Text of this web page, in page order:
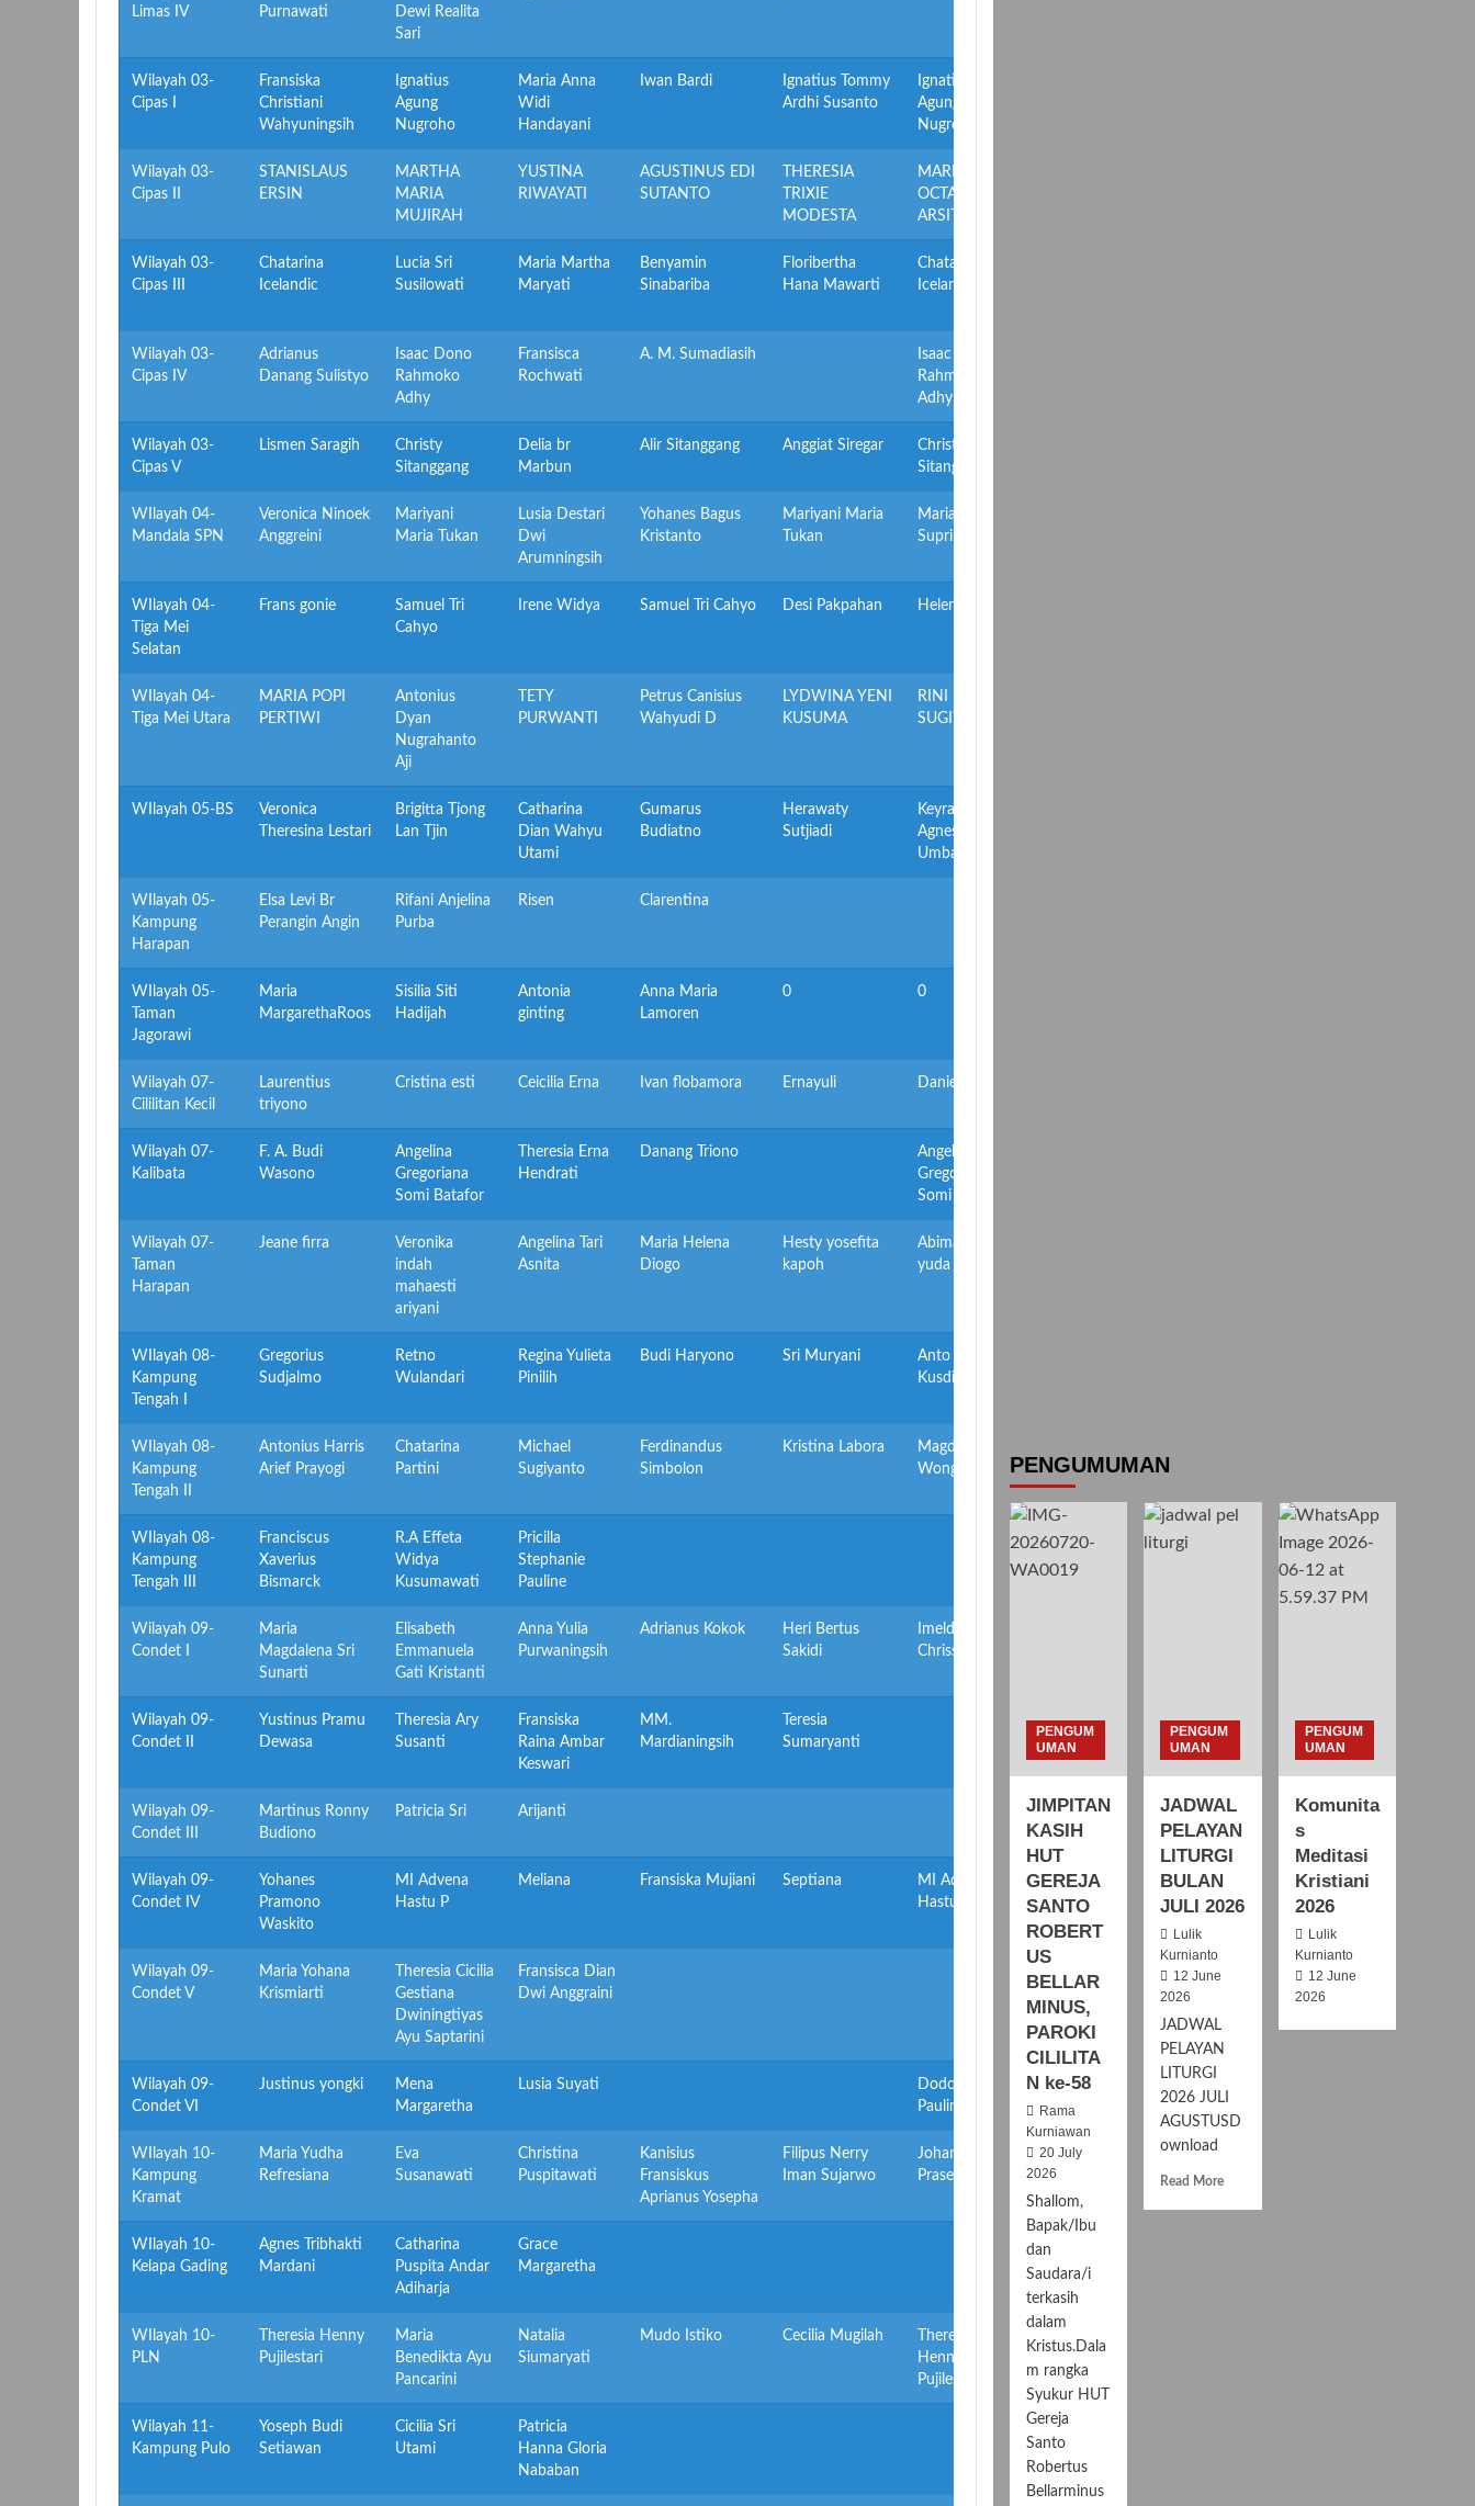
Limas IV
Purnawati
Dewi Realita
Sari
Wilayah 03-
Cipas I
Fransiska
Christiani
Wahyuningsih
Ignatius
Agung
Nugroho
Maria Anna
Widi
Handayani
Iwan Bardi
Ignatius Tommy
Ardhi Susanto
Ignatius
Agung
Nugroho
Wilayah 03-
Cipas II
STANISLAUS
ERSIN
MARTHA
MARIA
MUJIRAH
YUSTINA
RIWAYATI
AGUSTINUS EDI
SUTANTO
THERESIA
TRIXIE
MODESTA
MARIA
OCTAVIANI
ARSITA
Wilayah 03-
Cipas III
Chatarina
Icelandic
Lucia Sri
Susilowati
Maria Martha
Maryati
Benyamin
Sinabariba
Floribertha
Hana Mawarti
Chatarina
Icelandic
Wilayah 03-
Cipas IV
Adrianus
Danang Sulistyo
Isaac Dono
Rahmoko
Adhy
Fransisca
Rochwati
A. M. Sumadiasih
Isaac Dono
Rahmoko
Adhy
Wilayah 03-
Cipas V
Lismen Saragih
Christy
Sitanggang
Delia br
Marbun
Alir Sitanggang Anggiat Siregar
Christy
Sitanggang
WIlayah 04-
Mandala SPN
Veronica Ninoek
Anggreini
Mariyani
Maria Tukan
Lusia Destari
Dwi
Arumningsih
Yohanes Bagus
Kristanto
Mariyani Maria
Tukan
Maria
Suprihatin
WIlayah 04-
Tiga Mei
Selatan
Frans gonie
Samuel Tri
Cahyo
Irene Widya Samuel Tri Cahyo Desi Pakpahan Helena shally
WIlayah 04-
Tiga Mei Utara
MARIA POPI
PERTIWI
Antonius
Dyan
Nugrahanto
Aji
TETY
PURWANTI
Petrus Canisius
Wahyudi D
LYDWINA YENI
KUSUMA
RINI
SUGIYATI
WIlayah 05-BS
Veronica
Theresina Lestari
Brigitta Tjong
Lan Tjin
Catharina
Dian Wahyu
Utami
Gumarus
Budiatno
Herawaty
Sutjiadi
Keyra Maria
Agnesia
Umbas
WIlayah 05-
Kampung
Harapan
Elsa Levi Br
Perangin Angin
Rifani Anjelina
Purba
Risen Clarentina
WIlayah 05-
Taman
Jagorawi
Maria
MargarethaRoos
Sisilia Siti
Hadijah
Antonia
ginting
Anna Maria
Lamoren
0 0
Wilayah 07-
Cililitan Kecil
Laurentius
triyono
Cristina esti Ceicilia Erna Ivan flobamora Ernayuli Daniel
Wilayah 07-
Kalibata
F. A. Budi
Wasono
Angelina
Gregoriana
Somi Batafor
Theresia Erna
Hendrati
Danang Triono
Angelina
Gregoriana
Somi Batafor
Wilayah 07-
Taman
Harapan
Jeane firra
Veronika
indah
mahaesti
ariyani
Angelina Tari
Asnita
Maria Helena
Diogo
Hesty yosefita
kapoh
Abimanyu
yuda dewa
WIlayah 08-
Kampung
Tengah I
Gregorius
Sudjalmo
Retno
Wulandari
Regina Yulieta
Pinilih
Budi Haryono Sri Muryani
Anto
Kusdianto
WIlayah 08-
Kampung
Tengah II
Antonius Harris
Arief Prayogi
Chatarina
Partini
Michael
Sugiyanto
Ferdinandus
Simbolon
Kristina Labora
Magdalena
Wongkaren
WIlayah 08-
Kampung
Tengah III
Franciscus
Xaverius
Bismarck
R.A Effeta
Widya
Kusumawati
Pricilla
Stephanie
Pauline
Wilayah 09-
Condet I
Maria
Magdalena Sri
Sunarti
Elisabeth
Emmanuela
Gati Kristanti
Anna Yulia
Purwaningsih
Adrianus Kokok
Heri Bertus
Sakidi
Imelda Cinta
Chrissanty
Wilayah 09-
Condet II
Yustinus Pramu
Dewasa
Theresia Ary
Susanti
Fransiska
Raina Ambar
Keswari
MM.
Mardianingsih
Teresia
Sumaryanti
Teresia
Sumaryanti
Wilayah 09-
Condet III
Martinus Ronny
Budiono
Patricia Sri Arijanti Patricia Sri
Wilayah 09-
Condet IV
Yohanes
Pramono
Waskito
MI Advena
Hastu P
Meliana Fransiska Mujiani Septiana
MI Advena
Hastu P
Benson
Siagian
Wilayah 09-
Condet V
Maria Yohana
Krismiarti
Theresia Cicilia
Gestiana
Dwiningtiyas
Ayu Saptarini
Fransisca Dian
Dwi Anggraini
Wilayah 09-
Condet VI
Justinus yongki
Mena
Margaretha
Lusia Suyati
Dodoi
Paulinus
Regina
Romauli
WIlayah 10-
Kampung
Kramat
Maria Yudha
Refresiana
Eva
Susanawati
Christina
Puspitawati
Kanisius
Fransiskus
Aprianus Yosepha
Filipus Nerry
Iman Sujarwo
Johanes Heri
Prasetyo
Peggi
Hendriani
WIlayah 10-
Kelapa Gading
Agnes Tribhakti
Mardani
Catharina
Puspita Andar
Adiharja
Grace
Margaretha
WIlayah 10-
PLN
Theresia Henny
Pujilestari
Maria
Benedikta Ayu
Pancarini
Natalia
Siumaryati
Mudo Istiko Cecilia Mugilah
Theresia
Henny
Pujilestari
Yohana Nani
Wilayah 11-
Kampung Pulo
Yoseph Budi
Setiawan
Cicilia Sri
Utami
Patricia
Hanna Gloria
Nababan
PENGUMUMAN
PENGUM
UMAN
JIMPITAN
KASIH
HUT
GEREJA
SANTO
ROBERT
US
BELLAR
MINUS,
PAROKI
CILILITA
N ke-58
Rama
Kurniawan
20 July
2026
Shallom,
Bapak/Ibu
dan
Saudara/i
terkasih
dalam
Kristus.Dala
m rangka
Syukur HUT
Gereja
Santo
Robertus
Bellarminus
PENGUM
UMAN
JADWAL
PELAYAN
LITURGI
BULAN
JULI 2026
Lulik
Kurnianto
12 June
2026
JADWAL
PELAYAN
LITURGI
2026 JULI
AGUSTUSD
ownload
Read MoreR
PENGUM
UMAN
Komunita
s
Meditasi
Kristiani
2026
Lulik
Kurnianto
12 June
2026